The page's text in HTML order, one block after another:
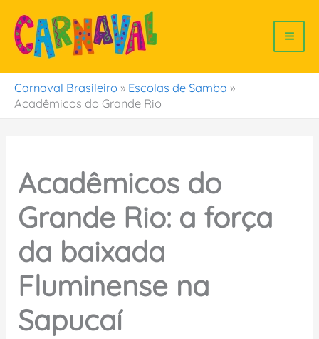
para
Carnaval Brasileiro » Escolas de Samba »
Acadêmicos do Grande Rio
Acadêmicos do
Grande Rio: a força
da baixada
Fluminense na
Sapucaí